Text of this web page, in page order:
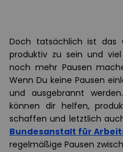
Doch tatsächlich ist das
produktiv zu sein und
noch mehr Pausen
Wenn Du keine Pausen
und ausgebrannt
können dir helfen,
schaffen und letztlich
Bundesanstalt für
regelmäßige Pausen